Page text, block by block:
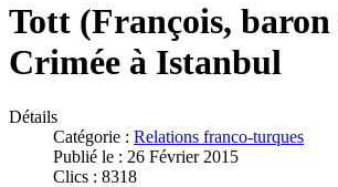
Tott (François, baron
Crimée à Istanbul
Détails
Catégorie : Relations franco-turques
Publié le : 26 Février 2015
Clics : 8318